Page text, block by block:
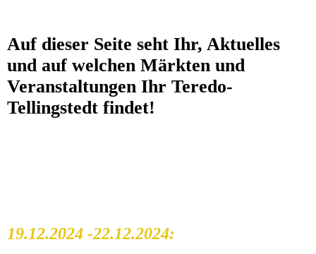
Auf dieser Seite seht Ihr, Aktuelles
und auf welchen Märkten und
Veranstaltungen Ihr Teredo-
Tellingstedt findet!
19.12.2024 -22.12.2024: